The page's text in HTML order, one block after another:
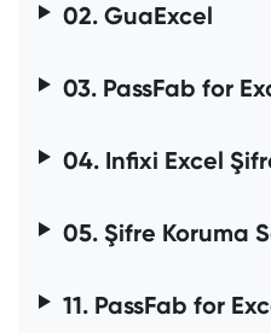
02. GuaExcel
03. PassFab for
04. Infixi Excel
05. Şifre Koruma
11. PassFab for